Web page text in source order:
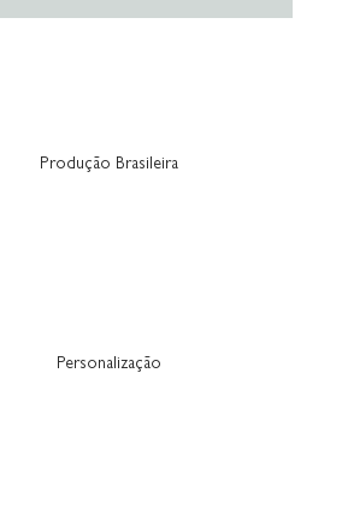
Produção Brasileira
Personalização